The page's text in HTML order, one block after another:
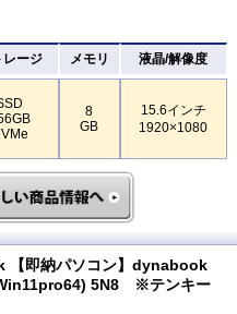
レージ メモリ 液晶/解像度
8
GB
15.6インチ
1920×1080
【即納パソコン】dynabook
5N8 ※テンキー